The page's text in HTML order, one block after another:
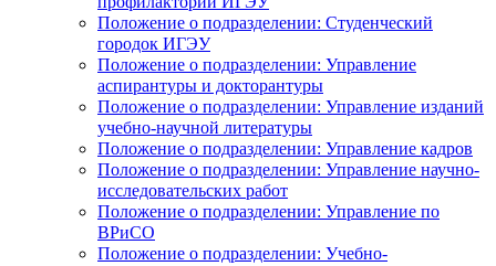
Положение о подразделении: Студенческий
городок ИГЭУ
Положение о подразделении: Управление
аспирантуры и докторантуры
Положение о подразделении: Управление изданий
учебно-научной литературы
Положение о подразделении: Управление кадров
Положение о подразделении: Управление научно-
исследовательских работ
Положение о подразделении: Управление по
ВРиСО
Положение о подразделении: Учебно-